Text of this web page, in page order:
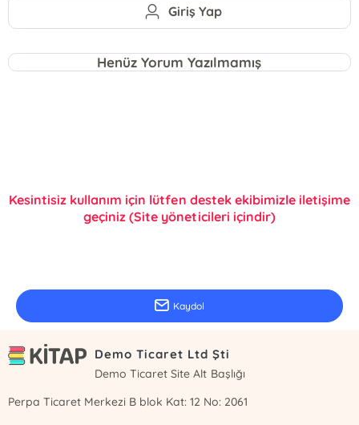
Giriş Yap
Henüz Yorum Yazılmamış
Kesintisiz kullanım için lütfen destek ekibimizle iletişime
geçiniz (Site yöneticileri içindir)
Kaydol
Demo Ticaret Ltd Şti
Demo Ticaret Site Alt Başlığı
Perpa Ticaret Merkezi B blok Kat: 12 No: 2061